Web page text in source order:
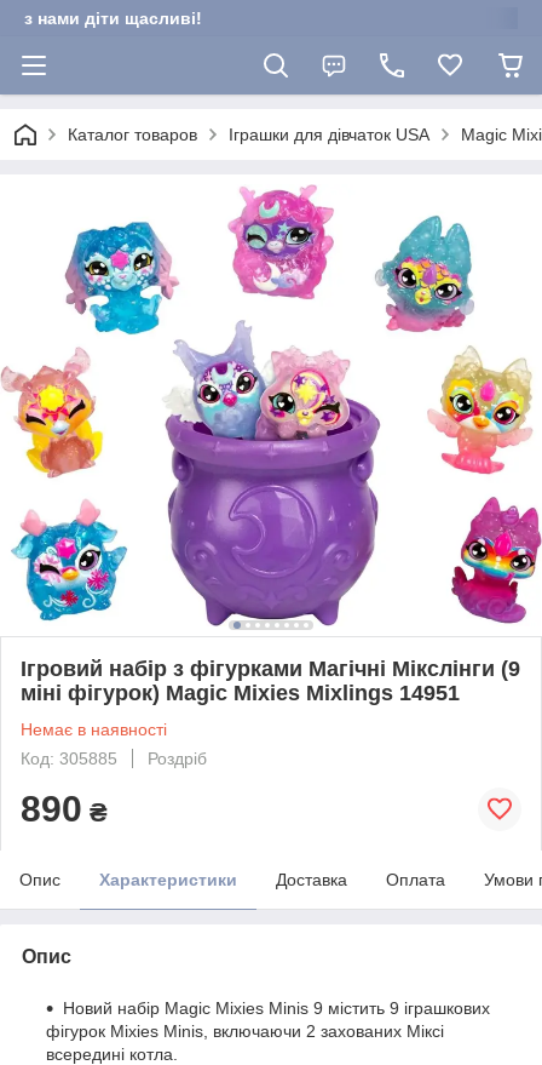
з нами діти щасливі!
Каталог товаров Іграшки для дівчаток USA Magic
Ігровий набір з фігурками Магічні Мікслінги (9
міні фігурок) Magic Mixies Mixlings 14951
Немає в наявності
Код: 305885
Роздріб
890 ₴
Опис Характеристики Доставка Оплата Умови
Опис
Новий набір Magic Mixies Minis 9 містить 9 іграшкових
фігурок Mixies Minis, включаючи 2 захованих Міксі
всередині котла.